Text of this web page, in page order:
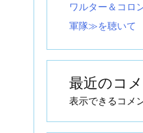
ワルター＆コ
軍隊≫を聴いて
最近のコ
表示できるコメ